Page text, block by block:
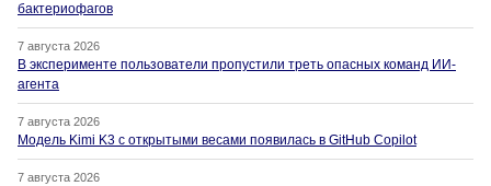
бактериофагов
7 августа 2026
В эксперименте пользователи пропустили треть опасных команд ИИ-
агента
7 августа 2026
Модель Kimi K3 с открытыми весами появилась в GitHub Copilot
7 августа 2026